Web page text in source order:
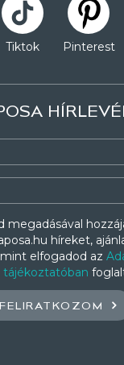
Tiktok Pinterest
megadásával
híreket,
elfogadod az
tájékoztatóban
FELIRATKOZOM